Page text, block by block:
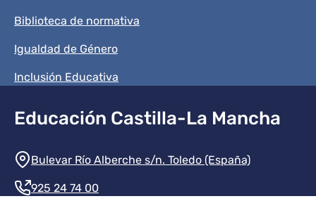
Biblioteca de normativa
Igualdad de Género
Inclusión Educativa
Educación Castilla-La Mancha
Información de la institución
Bulevar Río Alberche s/n. Toledo (España)
925 24 74 00